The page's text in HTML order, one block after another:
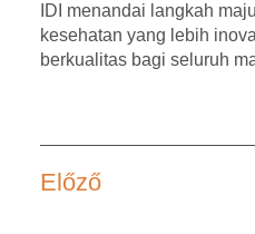
IDI menandai langkah
kesehatan yang lebih
berkualitas bagi seluruh
Előző